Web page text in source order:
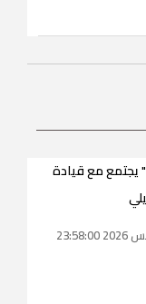
يجتمع مع قيادة